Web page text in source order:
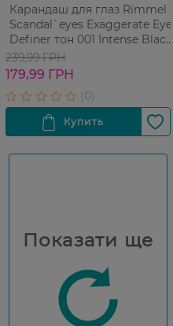
Карандаш для глаз Rimmel
Scandal`eyes Exaggerate Eye
Definer тон 001 Intense Black
035 г
239,99 ГРН
179,99 ГРН
Показати ще